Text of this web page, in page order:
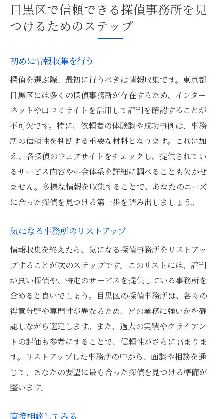
目黒区で信頼できる探偵事務所を見
つけるためのステップ
初めに情報収集を行う
探偵を選ぶ際、最初に行うべきは情報収集です。東京都
目黒区には多くの探偵事務所が存在するため、インター
ネットや口コミサイトを活用して評判を確認することが
不可欠です。特に、依頼者の体験談や成功事例は、事務
所の信頼性を判断する重要な材料となります。これに加
え、各探偵のウェブサイトをチェックし、提供されてい
るサービス内容や料金体系を詳細に調べることも欠かせ
ません。多様な情報を収集することで、あなたのニーズ
に合った探偵を見つける第一歩を踏み出しましょう。
気になる事務所のリストアップ
情報収集を終えたら、気になる探偵事務所をリストアッ
プすることが次のステップです。このリストには、評判
が良い探偵や、特定のサービスを提供している事務所を
含めると良いでしょう。目黒区の探偵事務所は、各々の
得意分野や専門性が異なるため、どの業務に強いかを確
認しながら選定します。また、過去の実績やクライアン
トの評価も参考にすることで、信頼性がさらに高まりま
す。リストアップした事務所の中から、面談や相談を通
じて、あなたの要望に最も合った探偵を見つける準備が
整います。
直接相談してみる